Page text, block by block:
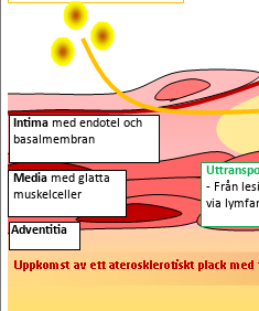
Intima med endotel och
basalmembran
Media med glatta
muskelceller
Adventitia
- Från
via